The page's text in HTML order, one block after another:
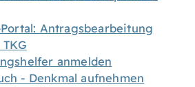
Antragsbearbeitung
anmelden
- Denkmal aufnehmen